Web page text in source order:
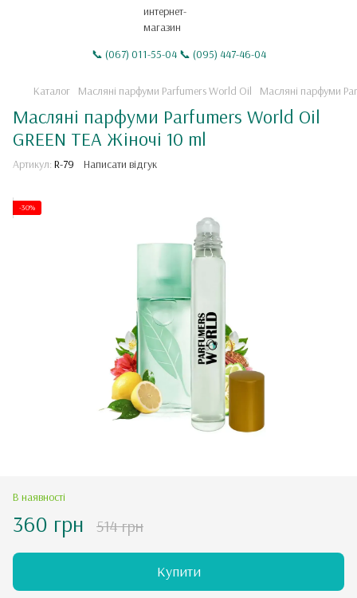
📞 (067) 011-55-04 📞 (095) 447-46-04
Каталог Масляні парфуми Parfumers World Oil Масляні парфуми
Масляні парфуми Parfumers World Oil
GREEN TEA Жіночі 10 ml
Артикул: R-79 Написати відгук
-30%
В наявності
360 грн 514 грн
Купити